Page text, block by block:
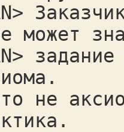
может
не